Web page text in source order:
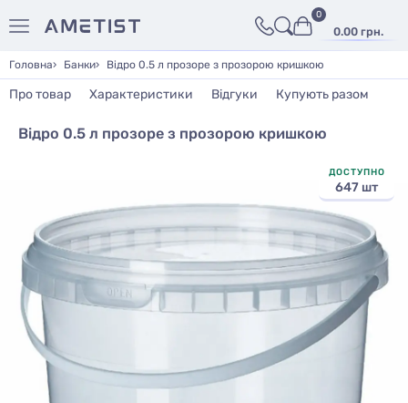
0.00 грн.
0
Головна Банки Відро 0.5 л прозоре з прозорою кришкою
Про товар Характеристики Відгуки Купують разом
Відро 0.5 л прозоре з прозорою кришкою
ДОСТУПНО
647 шт